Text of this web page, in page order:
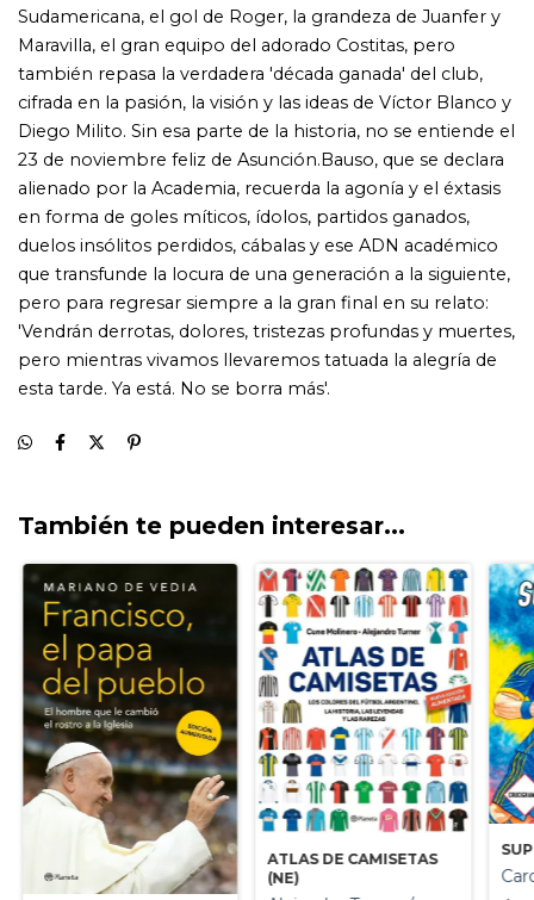
También te pueden interesar...
ATLAS DE CAMISETAS
(NE)